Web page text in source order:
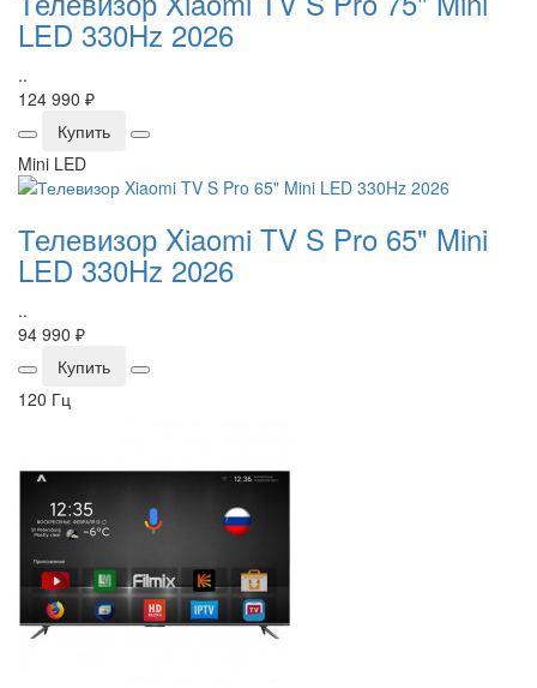
LED 330Hz 2026
..
124 990 ₽
Купить
Mini LED
Телевизор Xiaomi TV S Pro 65" Mini
LED 330Hz 2026
..
94 990 ₽
Купить
120 Гц